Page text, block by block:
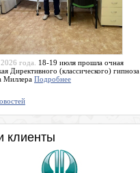
года.
18-19 июля прошла очная
Директивного (классического) гипноза
Миллера Подробнее
клиенты